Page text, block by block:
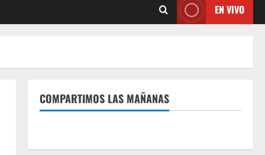
EN VIVO
COMPARTIMOS LAS MAÑANAS